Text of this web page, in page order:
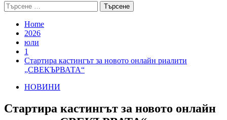
Търсене
за:
Home
2026
юли
1
Стартира кастингът за новото онлайн риалити
„СВЕКЪРВАТА“
НОВИНИ
Стартира кастингът за новото онлайн